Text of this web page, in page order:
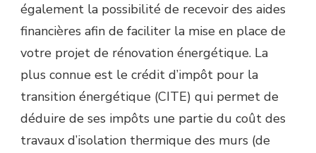
également la possibilité de recevoir des aides
financières afin de faciliter la mise en place de
votre projet de rénovation énergétique. La
plus connue est le crédit d’impôt pour la
transition énergétique (CITE) qui permet de
déduire de ses impôts une partie du coût des
travaux d’isolation thermique des murs (de